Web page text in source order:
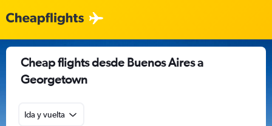
Cheap flights desde Buenos Aires a
Georgetown
Ida y vuelta